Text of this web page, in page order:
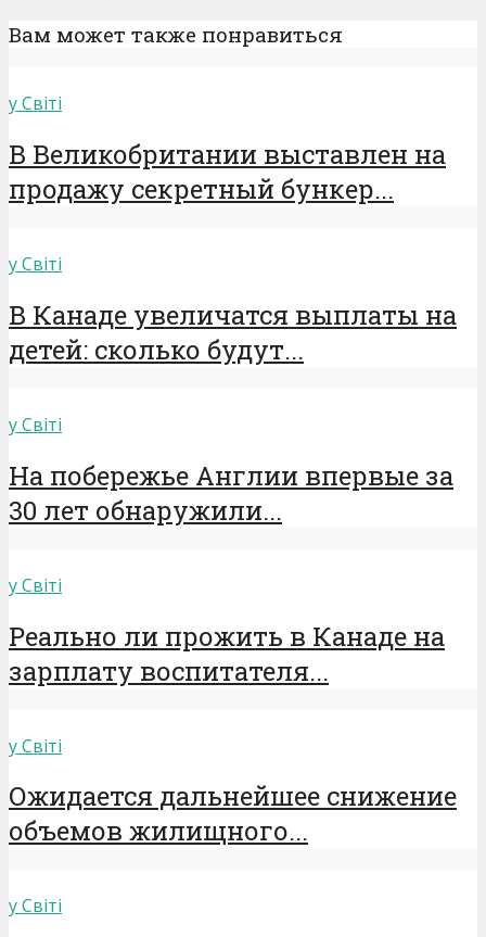
Вам может также понравиться
у Світі
В Великобритании выставлен на
продажу секретный бункер...
у Світі
В Канаде увеличатся выплаты на
детей: сколько будут...
у Світі
На побережье Англии впервые за
30 лет обнаружили...
у Світі
Реально ли прожить в Канаде на
зарплату воспитателя...
у Світі
Ожидается дальнейшее снижение
объемов жилищного...
у Світі